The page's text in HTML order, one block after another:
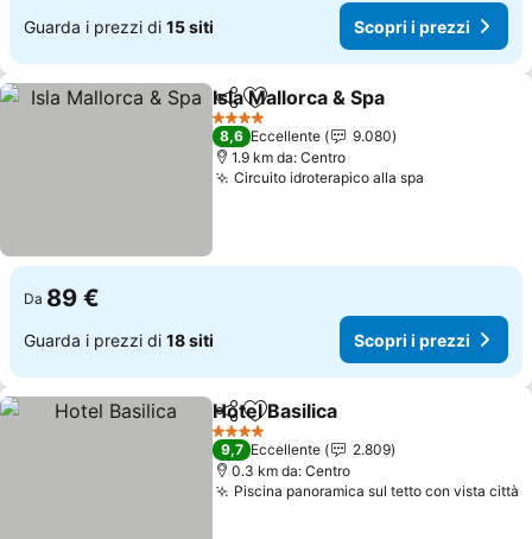
Guarda i prezzi di 15 siti Scopri i prezzi
CondividiAggiungi ai preferiti
Isla Mallorca & Spa
4 Stelle
8,6 Eccellente
9.080
1.9 km da: Centro
Circuito idroterapico alla spa
Da 89 €
Guarda i prezzi di 18 siti Scopri i prezzi
CondividiAggiungi ai preferiti
Hotel Basilica
4 Stelle
9,7 Eccellente
2.809
0.3 km da: Centro
Piscina panoramica sul tetto con vista città